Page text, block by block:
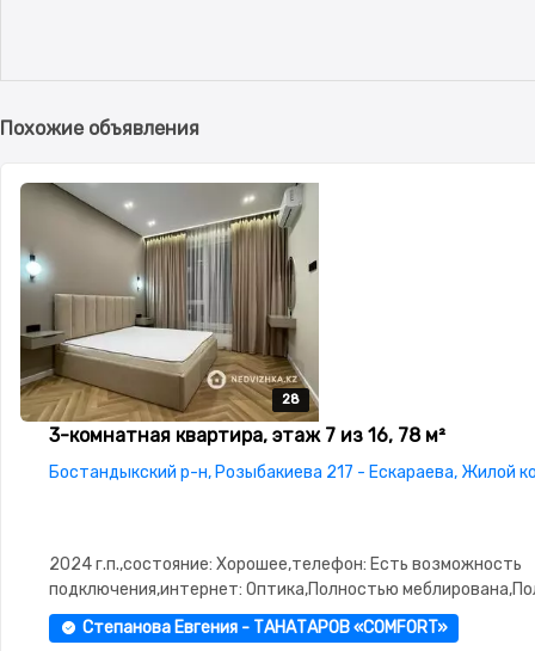
Похожие объявления
28
28
28
28
28
3-комнатная квартира, этаж 7 из 16, 78 м²
Бостандыкский р-н, Розыбакиева 217 - Ескараева, Жилой
2024 г.п.,состояние: Хорошее,телефон: Есть возможность
подключения,интернет: Оптика,Полностью
меблирована,потолки: 3.0,паркинг:
Паркинг,Охрана,Домофон,Видеонаблюдение,Пластиковые
Степанова Евгения - ТАНАТАРОВ «COMFORT»